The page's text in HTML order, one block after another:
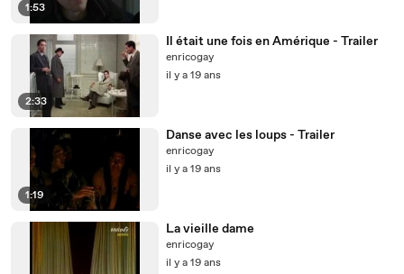
1:53
2:33
Il était une fois en Amérique - Trailer
enricogay
il y a 19 ans
1:19
Danse avec les loups - Trailer
enricogay
il y a 19 ans
La vieille dame
enricogay
il y a 19 ans